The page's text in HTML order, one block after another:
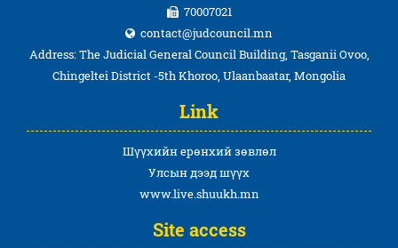
70007021
contact@judcouncil.mn
Address: The Judicial General Council Building, Tasganii Ovoo,
Chingeltei District -5th Khoroo, Ulaanbaatar, Mongolia
Link
Шүүхийн ерөнхий зөвлөл
Улсын дээд шүүх
www.live.shuukh.mn
Site access